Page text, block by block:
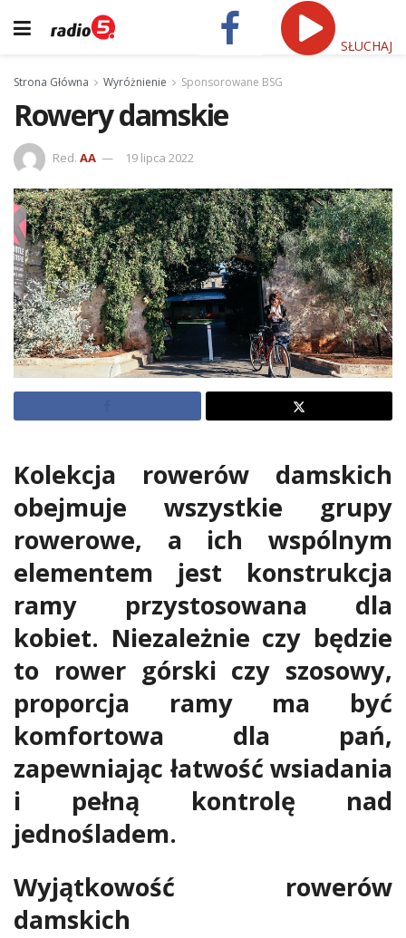
SŁUCHAJ
Strona Główna Wyróżnienie Sponsorowane BSG
Rowery damskie
Red. AA 19 lipca 2022
Kolekcja rowerów damskich
obejmuje wszystkie grupy
rowerowe, a ich wspólnym
elementem jest konstrukcja
ramy przystosowana dla
kobiet. Niezależnie czy będzie
to rower górski czy szosowy,
proporcja ramy ma być
komfortowa dla pań,
zapewniając łatwość wsiadania
i pełną kontrolę nad
jednośladem.
Wyjątkowość rowerów
damskich